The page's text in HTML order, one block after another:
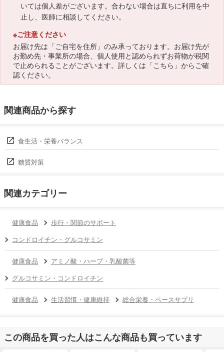
いては個人差がございます。合わない場合は直ちに利用を中
止し、医師に相談してください。
※ご注意ください
お届け先は「ご自宅を住所」のみ承っております。お届け先が
お勤め先・事業所の場合、個人使用と認められずお荷物が税関
で止められることがございます。詳しくは「こちら 」からご確
認ください。
関連商品から探す
食生活・栄養バランス
糖質対策
関連カテゴリー
健康食品
歩行・関節のサポート
コンドロイチン・グルコサミン
健康食品
アミノ酸・ハーブ・乳酸菌等
グルコサミン・コンドロイチン
健康食品 生活習慣・健康維持 総合栄養・ベースサプリ
この商品を買った人はこんな商品も買っています